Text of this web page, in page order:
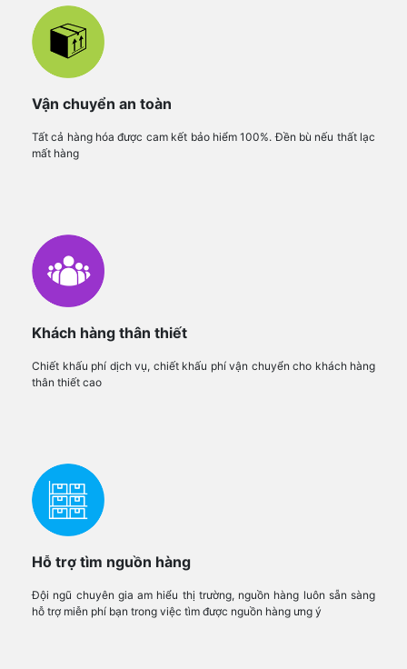
Vận chuyển an toàn
Tất cả hàng hóa được cam kết bảo hiểm 100%. Đền bù nếu thất lạc
mất hàng
Khách hàng thân thiết
Chiết khấu phí dịch vụ, chiết khấu phí vận chuyển cho khách hàng
thân thiết cao
Hỗ trợ tìm nguồn hàng
Đội ngũ chuyên gia am hiểu thị trường, nguồn hàng luôn sẵn sàng
hỗ trợ miễn phí bạn trong việc tìm được nguồn hàng ưng ý